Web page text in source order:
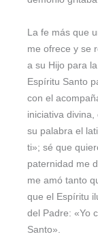
La fe más que
me ofrece y se
a su Hijo para
Espíritu Santo
con el
iniciativa
su palabra el
ti»; sé que
paternidad me
me amó tanto
que el Espíritu
del Padre: «Yo
Santo».